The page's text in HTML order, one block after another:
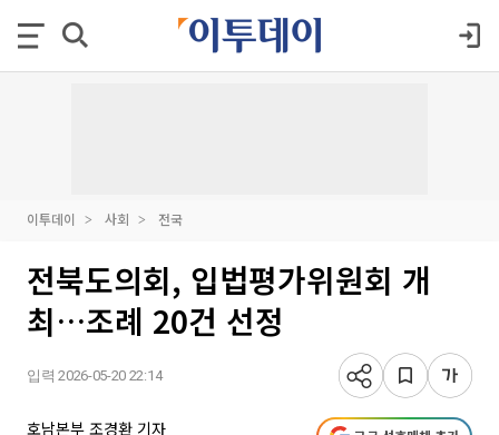
이투데이 사회 전국
전북도의회, 입법평가위원회 개
최…조례 20건 선정
입력 2026-05-20 22:14
호남본부 조경환 기자